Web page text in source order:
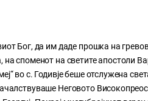
Бог, да им даде прошка на
споменот на светите апостоли
во с. Годивје беше отслужена
Неговото